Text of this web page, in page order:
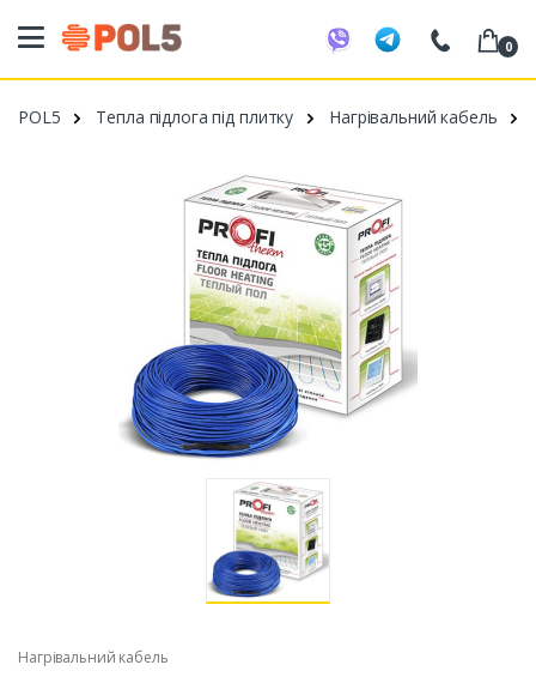
098 20 52 818
099 53 43 210
0
POL5 Тепла підлога під плитку Нагрівальний кабель
Нагрівальний кабель